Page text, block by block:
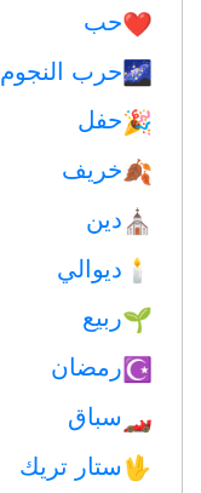
❤️️حب
🌌حرب النجوم
🎉حفل
🍂خريف
⛪️ دين
🕯 ديوالي
🌱ربيع
☪️رمضان
🏎 سباق
🖖ستار تريك